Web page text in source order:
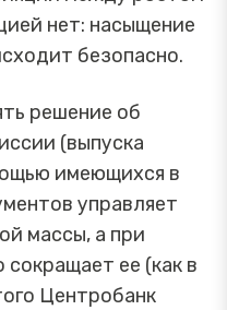
нет: насыщение
безопасно.
решение об
(выпуска
имеющихся в
управляет
массы, а при
ее (как в
Центробанк